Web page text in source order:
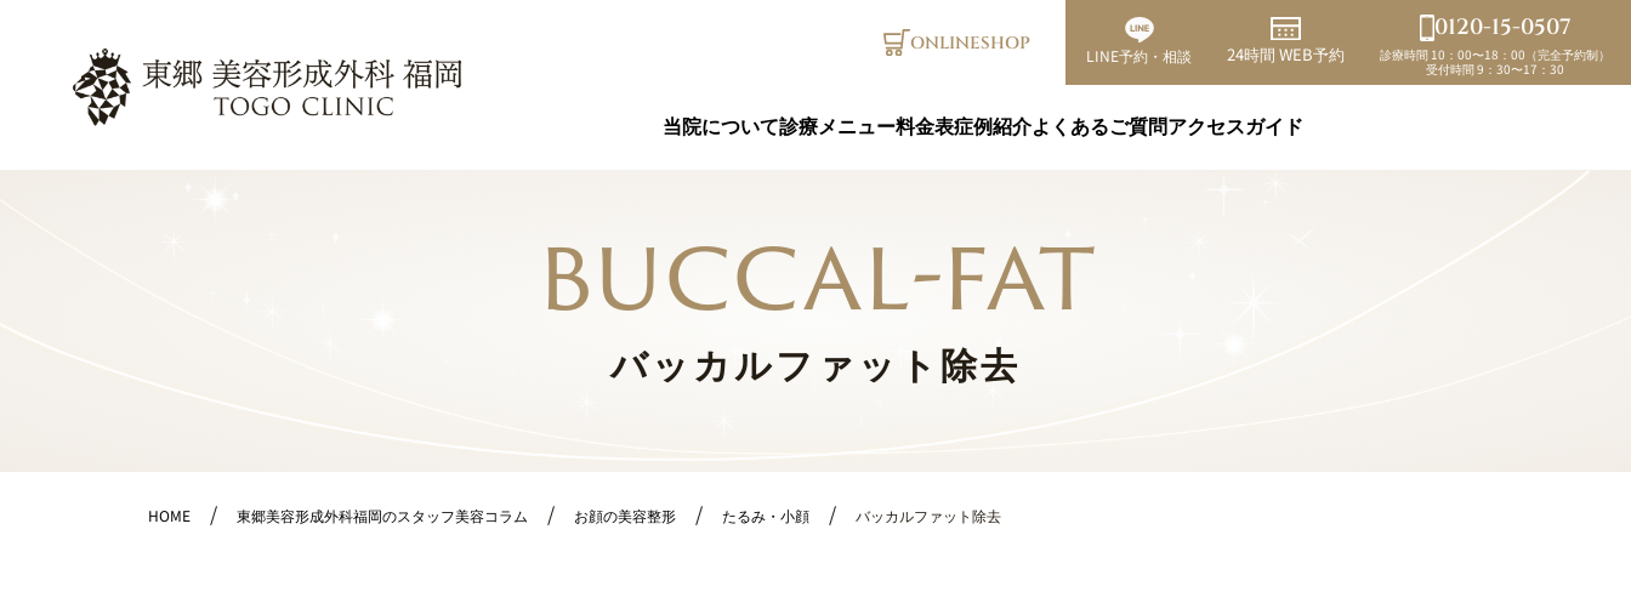
ONLINESHOP
LINE予約・相談 24時間 WEB予約
0120-15-0507
診療時間 10：00〜18：00（完全予約制）
受付時間 9：30〜17：30
当院について診療メニュー料金表症例紹介よくあるご質問アクセスガイド
buccal-fat
バッカルファット除去
HOME 東郷美容形成外科福岡のスタッフ美容コラム お顔の美容整形 たるみ・小顔 バッカルファット除去